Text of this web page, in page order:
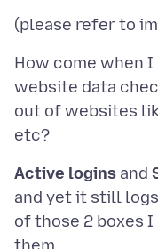
How come when
website data
out of websites
Active logins and
and yet it still
of those 2 boxes